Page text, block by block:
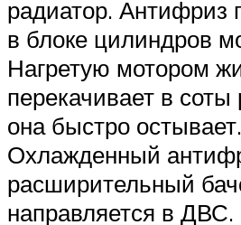
радиатор. Антифриз
в блоке цилиндров
Нагретую мотором
перекачивает в соты
она быстро остывает.
Охлажденный
расширительный
направляется в ДВС.